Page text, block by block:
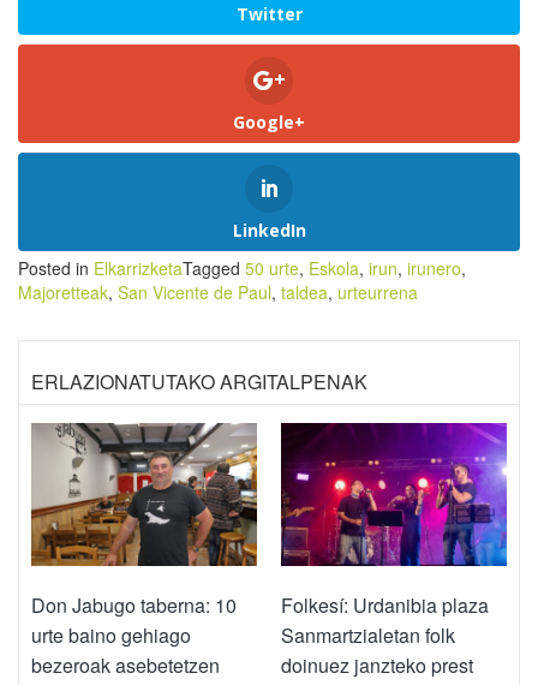
Twitter
Google+
LinkedIn
Posted in ElkarrizketaTagged 50 urte, Eskola, irun, irunero,
Majoretteak, San Vicente de Paul, taldea, urteurrena
ERLAZIONATUTAKO ARGITALPENAK
Don Jabugo taberna: 10
urte baino gehiago
bezeroak asebetetzen
Folkesí: Urdanibia plaza
Sanmartzialetan folk
doinuez janzteko prest